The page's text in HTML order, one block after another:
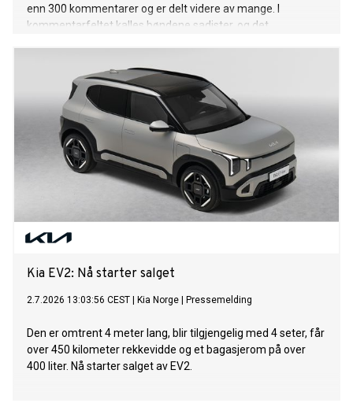
enn 300 kommentarer og er delt videre av mange. I
kommentarfeltet kalles bøndene sadister, og det
hvordan det skapes.
Kia EV2: Nå starter salget
2.7.2026 13:03:56 CEST Kia Norge Pressemelding
Den er omtrent 4 meter lang, blir tilgjengelig med 4 seter, får
over 450 kilometer rekkevidde og et bagasjerom på over
400 liter. Nå starter salget av EV2.